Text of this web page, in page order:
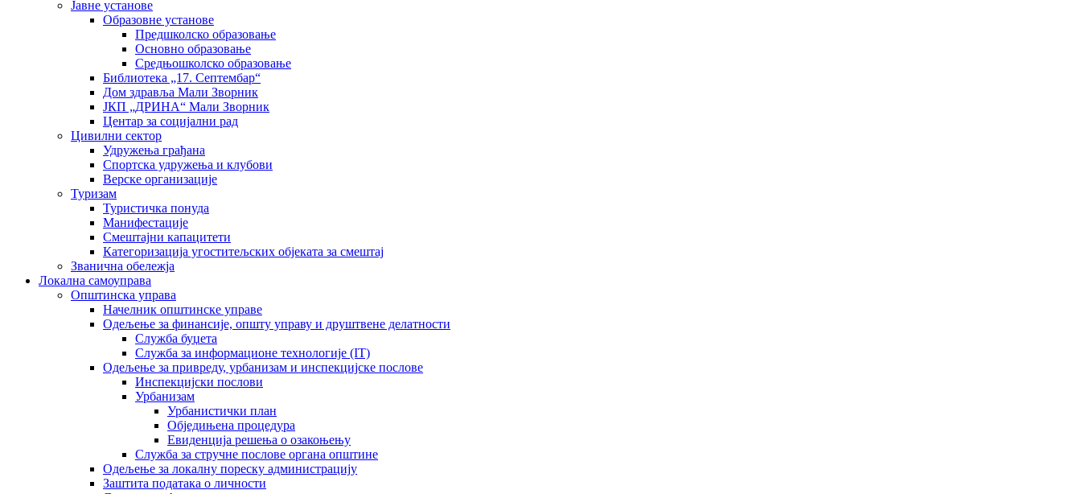
Јавне установе
Образовне установе
Предшколско образовање
Основно образовање
Средњошколско образовање
Библиотека „17. Септембар“
Дом здравља Мали Зворник
ЈКП „ДРИНА“ Мали Зворник
Центар за социјални рад
Цивилни сектор
Удружења грађана
Спортска удружења и клубови
Верске организације
Туризам
Туристичка понуда
Манифестације
Смештајни капацитети
Категоризација угоститељских објеката за смештај
Званична обележја
Локална самоуправа
Општинска управа
Начелник општинске управе
Одељење за финансије, општу управу и друштвене делатности
Служба буџета
Служба за информационе технологије (IT)
Одељење за привреду, урбанизам и инспекцијске послове
Инспекцијски послови
Урбанизам
Урбанистички план
Обједињена процедура
Евиденција решења о озакоњењу
Служба за стручне послове органа општине
Одељење за локалну пореску администрацију
Заштита података о личности